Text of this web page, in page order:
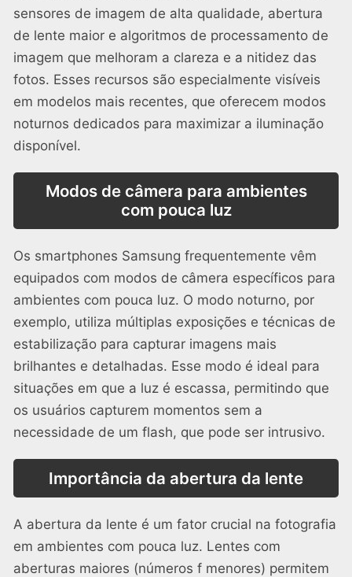
sensores de imagem de alta qualidade, abertura
de lente maior e algoritmos de processamento de
imagem que melhoram a clareza e a nitidez das
fotos. Esses recursos são especialmente visíveis
em modelos mais recentes, que oferecem modos
noturnos dedicados para maximizar a iluminação
disponível.
Modos de câmera para ambientes
com pouca luz
Os smartphones Samsung frequentemente vêm
equipados com modos de câmera específicos para
ambientes com pouca luz. O modo noturno, por
exemplo, utiliza múltiplas exposições e técnicas de
estabilização para capturar imagens mais
brilhantes e detalhadas. Esse modo é ideal para
situações em que a luz é escassa, permitindo que
os usuários capturem momentos sem a
necessidade de um flash, que pode ser intrusivo.
Importância da abertura da lente
A abertura da lente é um fator crucial na fotografia
em ambientes com pouca luz. Lentes com
aberturas maiores (números f menores) permitem